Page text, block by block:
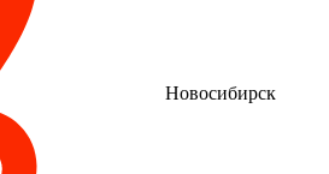
Новосибирск